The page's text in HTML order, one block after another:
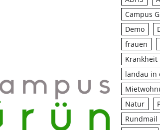
Campus
Demo
frauen
Krankheit
landau in
Natur
Rundmail